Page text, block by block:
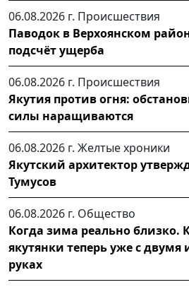
06.08.2026 г. Происшествия
Паводок в Верхоянском
подсчёт ущерба
06.08.2026 г. Происшествия
Якутия против огня:
силы наращиваются
06.08.2026 г. Желтые хроники
Якутский архитектор
Тумусов
06.08.2026 г. Общество
Когда зима реально
якутянки теперь уже с
руках